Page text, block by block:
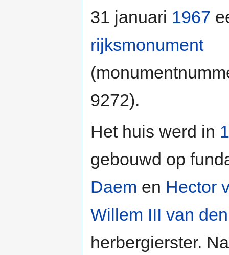
31 januari 1967
rijksmonument
9272).
Het huis werd in
gebouwd op
Daem en Hector
Willem III van
herbergierster.